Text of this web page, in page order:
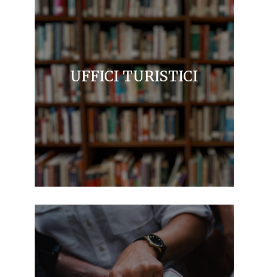
UFFICI TURISTICI